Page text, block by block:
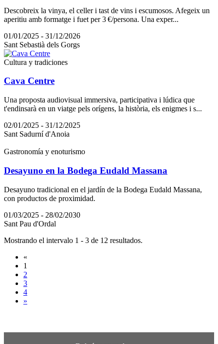
Descobreix la vinya, el celler i tast de vins i escumosos. Afegeix un
aperitiu amb formatge i fuet per 3 €/persona. Una exper...
01/01/2025 - 31/12/2026
Sant Sebastià dels Gorgs
Cultura y tradiciones
Cava Centre
Una proposta audiovisual immersiva, participativa i lúdica que
t'endinsarà en un viatge pels orígens, la història, els enigmes i s...
02/01/2025 - 31/12/2025
Sant Sadurní d'Anoia
Gastronomía y enoturismo
Desayuno en la Bodega Eudald Massana
Desayuno tradicional en el jardín de la Bodega Eudald Massana,
con productos de proximidad.
01/03/2025 - 28/02/2030
Sant Pau d'Ordal
Mostrando el intervalo 1 - 3 de 12 resultados.
«
1
2
3
4
»